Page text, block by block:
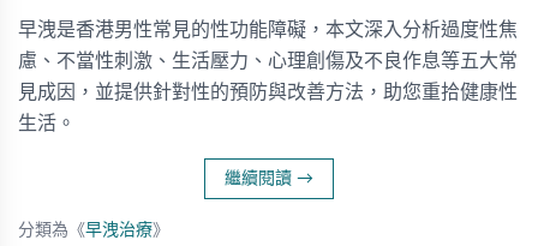
早洩是香港男性常見的性功能障礙，本文深入分析過度性焦
慮、不當性刺激、生活壓力、心理創傷及不良作息等五大常
見成因，並提供針對性的預防與改善方法，助您重拾健康性
生活。
繼續閱讀 →
分類為《早洩治療》